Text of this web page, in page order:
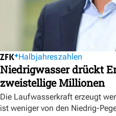
Halbjahreszahlen
Niedrigwasser drückt
zweistellige Millionen
Die Laufwasserkraft erzeugt
ist weniger von den Niedrig-